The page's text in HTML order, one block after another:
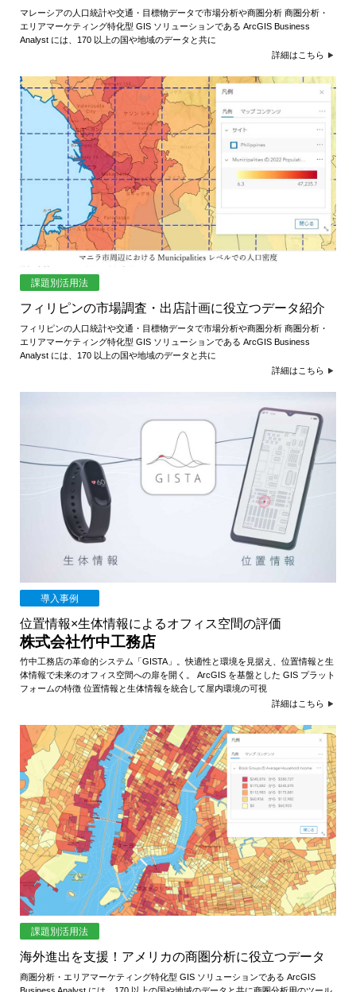
マレーシアの人口統計や交通・目標物データで市場分析や商圏分析 商圏分析・
エリアマーケティング特化型 GIS ソリューションである ArcGIS Business
Analyst には、170 以上の国や地域のデータと共に
詳細はこちら
課題別活用法
フィリピンの市場調査・出店計画に役立つデータ紹介
フィリピンの人口統計や交通・目標物データで市場分析や商圏分析 商圏分析・
エリアマーケティング特化型 GIS ソリューションである ArcGIS Business
Analyst には、170 以上の国や地域のデータと共に
詳細はこちら
導入事例
位置情報×生体情報によるオフィス空間の評価
株式会社竹中工務店
竹中工務店の革命的システム「GISTA」。快適性と環境を見据え、位置情報と生
体情報で未来のオフィス空間への扉を開く。 ArcGIS を基盤とした GIS プラット
フォームの特徴 位置情報と生体情報を統合して屋内環境の可視
詳細はこちら
課題別活用法
海外進出を支援！アメリカの商圏分析に役立つデータ
商圏分析・エリアマーケティング特化型 GIS ソリューションである ArcGIS